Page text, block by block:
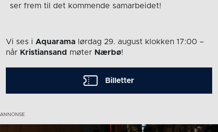
ser frem til det kommende samarbeidet!
Vi ses i Aquarama lørdag 29. august klokken 17:00 –
når Kristiansand møter Nærbø!
Billetter